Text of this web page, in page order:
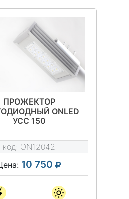
ПРОЖЕКТОР
ONLED
УСС 150
код: ON12042
10 750